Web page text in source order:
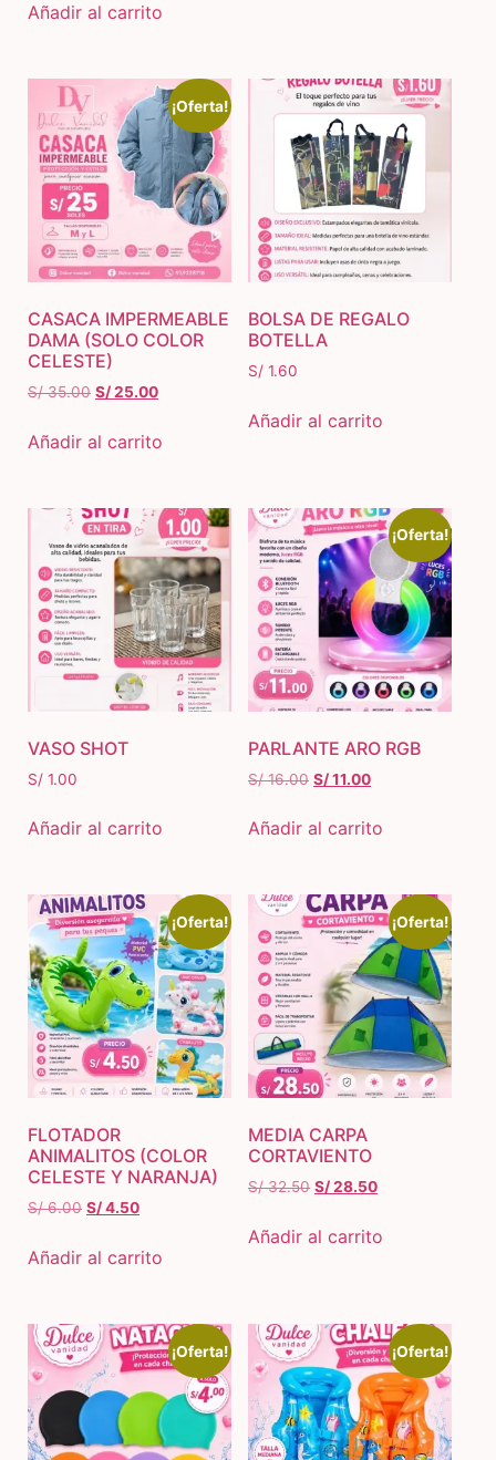
Añadir al carrito
¡Oferta!
CASACA IMPERMEABLE
DAMA (SOLO COLOR
CELESTE)
S/35.00 S/25.00
Añadir al carrito
BOLSA DE REGALO
BOTELLA
S/ 1.60
Añadir al carrito
VASO SHOT
S/ 1.00
Añadir al carrito
¡Oferta!
PARLANTE ARO RGB
S/16.00 S/11.00
Añadir al carrito
¡Oferta!
FLOTADOR
ANIMALITOS (COLOR
CELESTE Y NARANJA)
S/6.00 S/4.50
Añadir al carrito
¡Oferta!
MEDIA CARPA
CORTAVIENTO
S/32.50 S/28.50
Añadir al carrito
¡Oferta! ¡Oferta!